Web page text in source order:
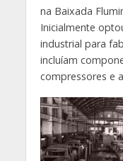
na Baixada
Inicialmente
industrial para
incluíam
compressores e